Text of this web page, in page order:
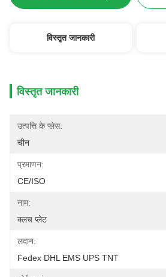
विस्तृत जानकारी
विस्तृत जानकारी
उत्पत्ति के प्लेस:
चीन
प्रमाणन:
CE/ISO
नाम:
क्लच प्लेट
लदान:
Fedex DHL EMS UPS TNT